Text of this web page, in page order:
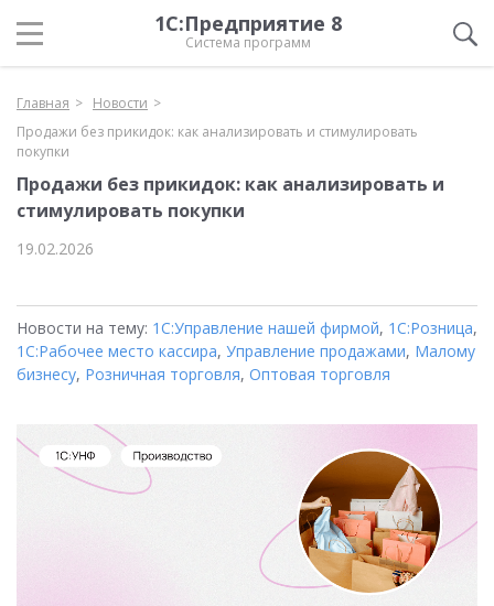
1С:Предприятие 8
Система программ
Главная
Новости
Продажи без прикидок: как анализировать и стимулировать
покупки
Продажи без прикидок: как анализировать и
стимулировать покупки
19.02.2026
Новости на тему: 1С:Управление нашей фирмой, 1С:Розница,
1С:Рабочее место кассира, Управление продажами, Малому
бизнесу, Розничная торговля, Оптовая торговля